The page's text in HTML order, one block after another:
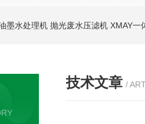
墨水处理机 抛光废水压滤机 XMAY一
技术文章 /